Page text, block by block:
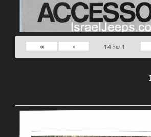
1 של14
›
»